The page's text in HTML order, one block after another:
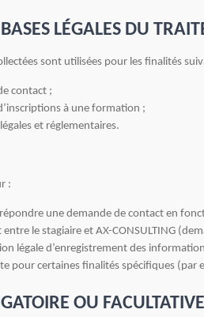
LÉGALES DU
sont utilisées pour les finalités
contact ;
à une formation ;
et réglementaires.
:
une demande de contact en
entre le stagiaire et AX-CONSULTING
légale d’enregistrement des
pour certaines finalités spécifiques
OU